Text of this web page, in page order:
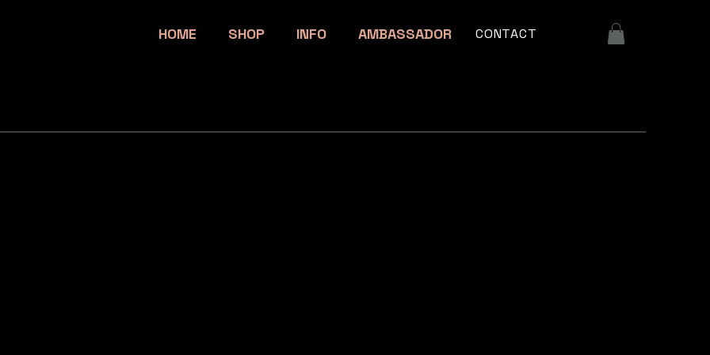
CONTACT
HOME SHOP INFO AMBASSADOR